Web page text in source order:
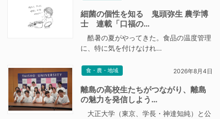
細菌の個性を知る 鬼頭弥生 農学博
士 連載「口福の…
酷暑の夏がやってきた。食品の温度管理
に、特に気を付けなけれ…
食・農・地域 2026年8月4日
離島の高校生たちがつながり、離島
の魅力を発信しよう…
大正大学（東京、学長・神達知純）と公